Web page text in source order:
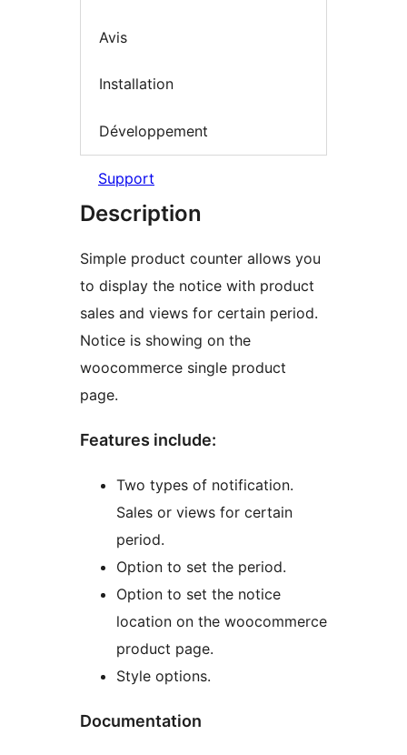
Avis
Installation
Développement
Support
Description
Simple product counter allows you
to display the notice with product
sales and views for certain period.
Notice is showing on the
woocommerce single product
page.
Features include:
Two types of notification.
Sales or views for certain
period.
Option to set the period.
Option to set the notice
location on the woocommerce
product page.
Style options.
Documentation